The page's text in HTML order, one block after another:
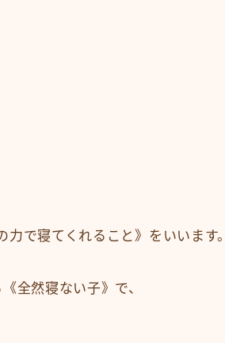
で寝てくれること》をいいます。
全然寝ない子》で、